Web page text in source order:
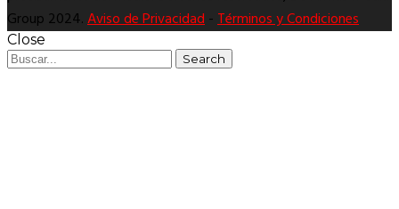
Group 2024.Aviso de Privacidad-Términos y Condiciones
Close